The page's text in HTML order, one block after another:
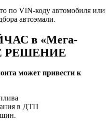
по VIN-коду автомобиля или
автоэмали.
в «Мега-
РЕШЕНИЕ
может привести к
в ДТП